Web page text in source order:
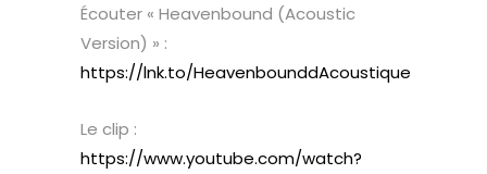
Écouter « Heavenbound (Acoustic
Version) » :
https://lnk.to/HeavenbounddAcoustique
Le clip :
https://www.youtube.com/watch?